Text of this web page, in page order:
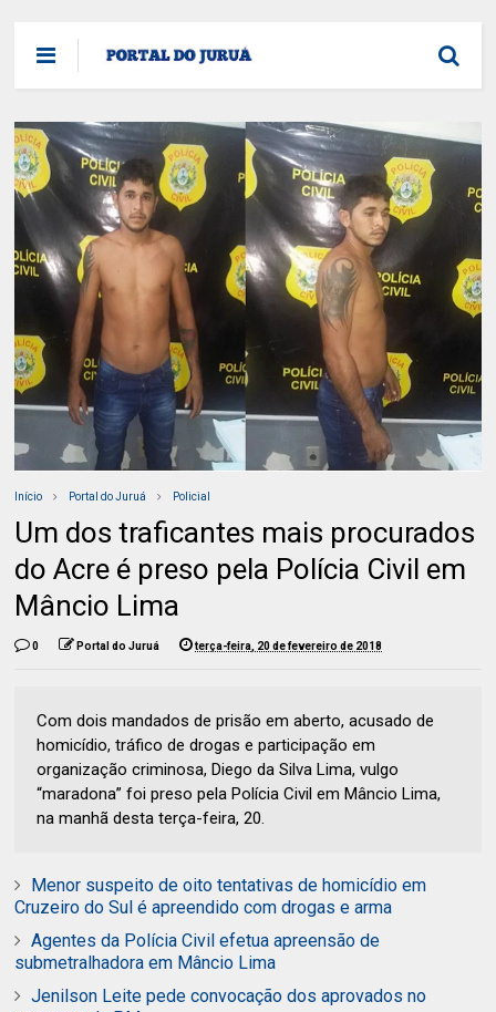
Início Portal do Juruá Policial
Um dos traficantes mais procurados
do Acre é preso pela Polícia Civil em
Mâncio Lima
0 Portal do Juruá terça-feira, 20 de fevereiro de 2018
Com dois mandados de prisão em aberto, acusado de
homicídio, tráfico de drogas e participação em
organização criminosa, Diego da Silva Lima, vulgo
“maradona” foi preso pela Polícia Civil em Mâncio Lima,
na manhã desta terça-feira, 20.
Menor suspeito de oito tentativas de homicídio em
Cruzeiro do Sul é apreendido com drogas e arma
Agentes da Polícia Civil efetua apreensão de
submetralhadora em Mâncio Lima
Jenilson Leite pede convocação dos aprovados no